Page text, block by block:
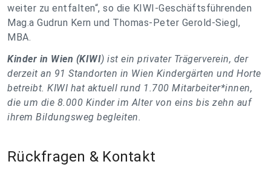
weiter zu entfalten“, so die KIWI-Geschäftsführenden
Mag.a Gudrun Kern und Thomas-Peter Gerold-Siegl,
MBA.
Kinder in Wien (KIWI) ist ein privater Trägerverein, der
derzeit an 91 Standorten in Wien Kindergärten und Horte
betreibt. KIWI hat aktuell rund 1.700 Mitarbeiter*innen,
die um die 8.000 Kinder im Alter von eins bis zehn auf
ihrem Bildungsweg begleiten.
Rückfragen & Kontakt